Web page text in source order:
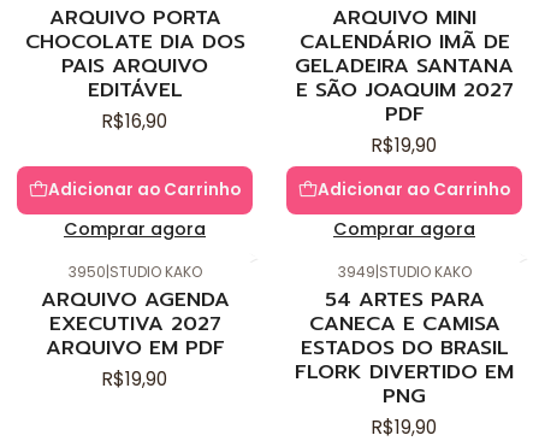
ARQUIVO PORTA
CHOCOLATE DIA DOS
PAIS ARQUIVO
EDITÁVEL
R$16,90
Adicionar ao Carrinho
Comprar agora
ARQUIVO MINI
CALENDÁRIO IMÃ DE
GELADEIRA SANTANA
E SÃO JOAQUIM 2027
PDF
R$19,90
Adicionar ao Carrinho
Comprar agora
3950|STUDIO KAKO
ARQUIVO AGENDA
EXECUTIVA 2027
ARQUIVO EM PDF
R$19,90
3949|STUDIO KAKO
54 ARTES PARA
CANECA E CAMISA
ESTADOS DO BRASIL
FLORK DIVERTIDO EM
PNG
R$19,90